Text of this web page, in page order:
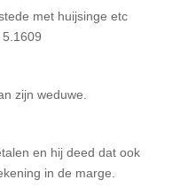
met huijsinge etc
zijn weduwe.
en hij deed dat ook
in de marge.